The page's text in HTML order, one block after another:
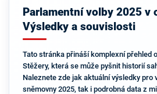
Parlamentní volby 2025 v
Výsledky a souvislosti
Tato stránka přináší komplexní přehled
Stěžery, která se může pyšnit historií
Naleznete zde jak aktuální výsledky pro
sněmovny 2025, tak i podrobná data z